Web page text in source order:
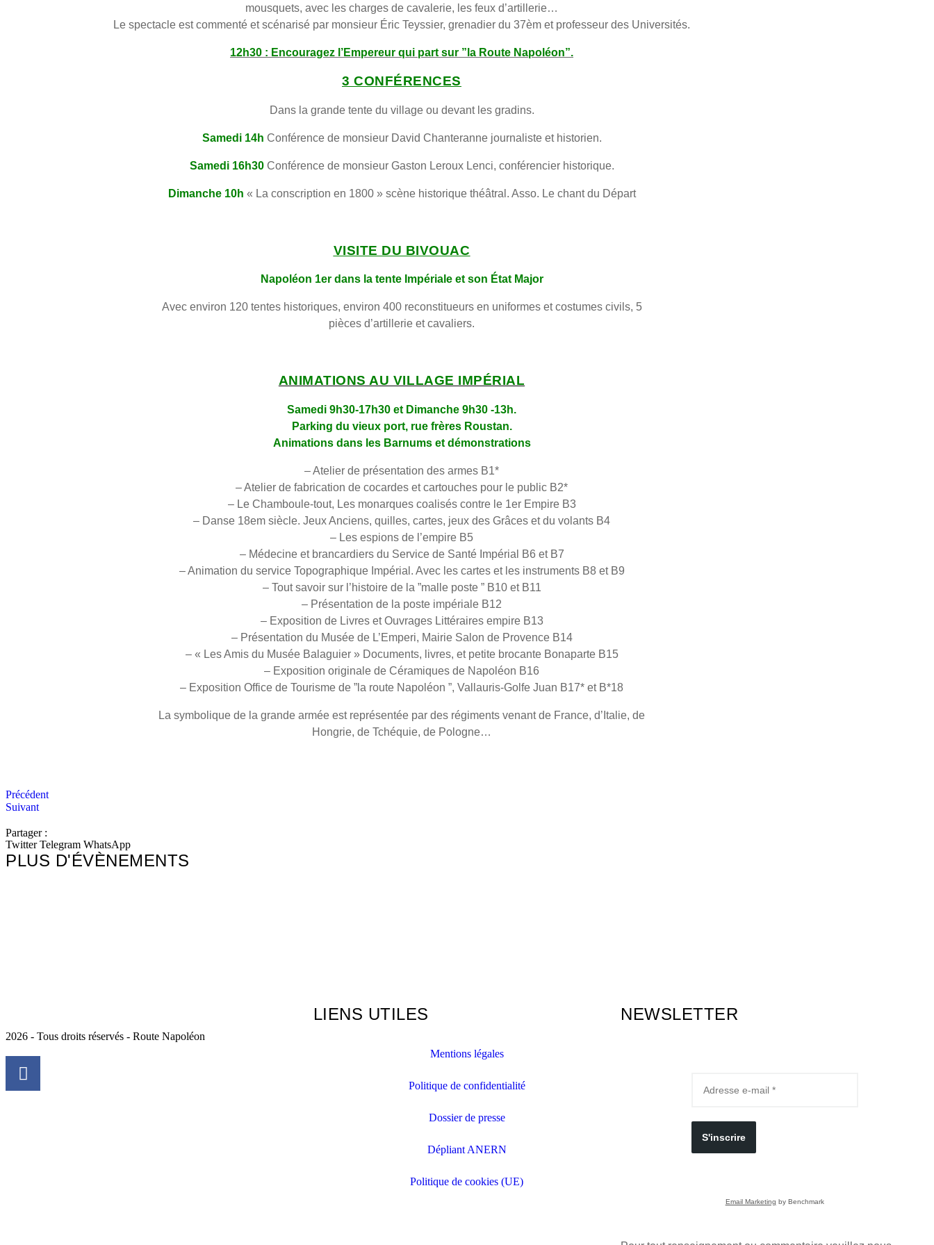
mousquets, avec les charges de cavalerie, les feux d’artillerie…
Le spectacle est commenté et scénarisé par monsieur Éric Teyssier, grenadier du 37èm et professeur des Universités.
12h30 : Encouragez l’Empereur qui part sur ”la Route Napoléon”.
3 CONFÉRENCES
Dans la grande tente du village ou devant les gradins.
Samedi 14h Conférence de monsieur David Chanteranne journaliste et historien.
Samedi 16h30Conférence de monsieur Gaston Leroux Lenci, conférencier historique.
Dimanche 10h « La conscription en 1800 » scène historique théâtral. Asso. Le chant du Départ
VISITE DU BIVOUAC
Napoléon 1er dans la tente Impériale et son État Major
Avec environ 120 tentes historiques, environ 400 reconstitueurs en uniformes et costumes civils, 5
pièces d’artillerie et cavaliers.
ANIMATIONS AU VILLAGE IMPÉRIAL
Samedi 9h30-17h30 et Dimanche 9h30 -13h.
Parking du vieux port, rue frères Roustan.
Animations dans les Barnums et démonstrations
– Atelier de présentation des armes B1*
– Atelier de fabrication de cocardes et cartouches pour le public B2*
– Le Chamboule-tout, Les monarques coalisés contre le 1er Empire B3
– Danse 18em siècle. Jeux Anciens, quilles, cartes, jeux des Grâces et du volants B4
– Les espions de l’empire B5
– Médecine et brancardiers du Service de Santé Impérial B6 et B7
– Animation du service Topographique Impérial. Avec les cartes et les instruments B8 et B9
– Tout savoir sur l’histoire de la ”malle poste ” B10 et B11
– Présentation de la poste impériale B12
– Exposition de Livres et Ouvrages Littéraires empire B13
– Présentation du Musée de L’Emperi, Mairie Salon de Provence B14
– « Les Amis du Musée Balaguier » Documents, livres, et petite brocante Bonaparte B15
– Exposition originale de Céramiques de Napoléon B16
– Exposition Office de Tourisme de ”la route Napoléon ”, Vallauris-Golfe Juan B17* et B*18
La symbolique de la grande armée est représentée par des régiments venant de France, d’Italie, de
Hongrie, de Tchéquie, de Pologne…
Précédent
Suivant
Partager :
Twitter Telegram WhatsApp
PLUS D'ÉVÈNEMENTS
2026 - Tous droits réservés - Route Napoléon
LIENS UTILES
Mentions légales
Politique de confidentialité
Dossier de presse
Dépliant ANERN
Politique de cookies (UE)
NEWSLETTER
S'inscrire
Email Marketing by Benchmark